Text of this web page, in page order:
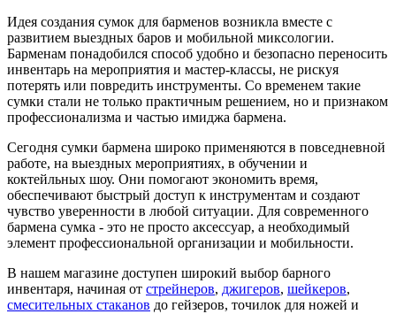
Идея создания сумок для барменов возникла вместе с
развитием выездных баров и мобильной миксологии.
Барменам понадобился способ удобно и безопасно переносить
инвентарь на мероприятия и мастер-классы, не рискуя
потерять или повредить инструменты. Со временем такие
сумки стали не только практичным решением, но и признаком
профессионализма и частью имиджа бармена.
Сегодня сумки бармена широко применяются в повседневной
работе, на выездных мероприятиях, в обучении и
коктейльных шоу. Они помогают экономить время,
обеспечивают быстрый доступ к инструментам и создают
чувство уверенности в любой ситуации. Для современного
бармена сумка - это не просто аксессуар, а необходимый
элемент профессиональной организации и мобильности.
В нашем магазине доступен широкий выбор барного
инвентаря, начиная от стрейнеров, джигеров, шейкеров,
смесительных стаканов до гейзеров, точилок для ножей и